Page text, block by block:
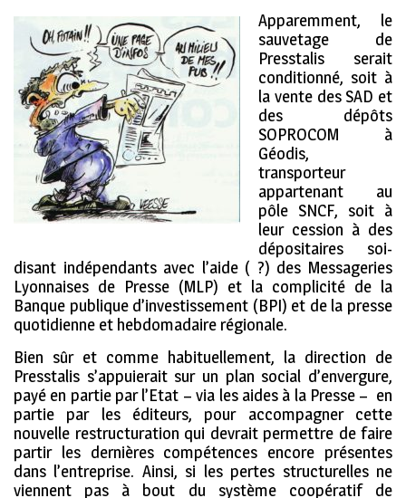
Apparemment, le
sauvetage de
Presstalis serait
conditionné, soit à
la vente des SAD et
des dépôts
SOPROCOM à
Géodis,
transporteur
appartenant au
pôle SNCF, soit à
leur cession à des
dépositaires soi-
disant indépendants avec l’aide ( ?) des Messageries
Lyonnaises de Presse (MLP) et la complicité de la
Banque publique d’investissement (BPI) et de la presse
quotidienne et hebdomadaire régionale.
Bien sûr et comme habituellement, la direction de
Presstalis s’appuierait sur un plan social d’envergure,
payé en partie par l’Etat – via les aides à la Presse – en
partie par les éditeurs, pour accompagner cette
nouvelle restructuration qui devrait permettre de faire
partir les dernières compétences encore présentes
dans l’entreprise. Ainsi, si les pertes structurelles ne
viennent pas à bout du système coopératif de